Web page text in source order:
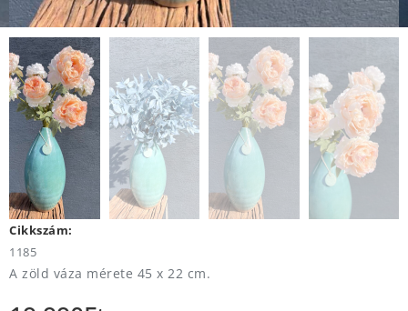
Cikkszám:
1185
A zöld váza mérete 45 x 22 cm.